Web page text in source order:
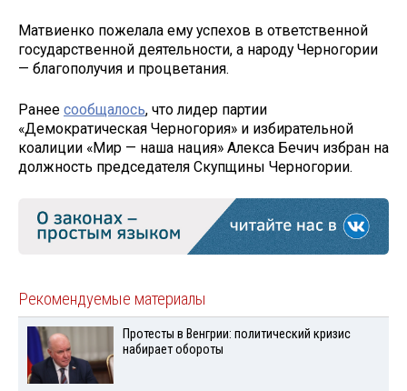
Матвиенко пожелала ему успехов в ответственной
государственной деятельности, а народу Черногории
— благополучия и процветания.
Ранее сообщалось, что лидер партии
«Демократическая Черногория» и избирательной
коалиции «Мир — наша нация» Алекса Бечич избран на
должность председателя Скупщины Черногории.
Рекомендуемые материалы
Протесты в Венгрии: политический кризис
набирает обороты